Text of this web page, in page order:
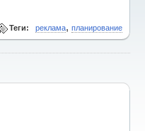
Теги: реклама, планирование